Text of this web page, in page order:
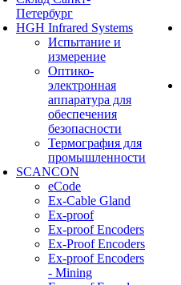
Петербург
HGH Infrared Systems
Испытание и
измерение
Оптико-
электронная
аппаратура для
обеспечения
безопасности
Термография для
промышленности
SCANCON
eCode
Ex-Cable Gland
Ex-proof
Ex-proof Encoders
Ex-Proof Encoders
Ex-proof Encoders
- Mining